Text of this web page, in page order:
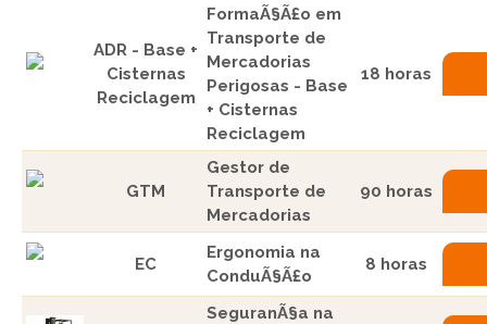
ADR - Base +
Cisternas
Reciclagem
FormaÃ§Ã£o em
Transporte de
Mercadorias
Perigosas - Base
+ Cisternas
Reciclagem
18 horas
GTM
Gestor de
Transporte de
Mercadorias
90 horas
EC
Ergonomia na
ConduÃ§Ã£o
8 horas
SeguranÃ§a na